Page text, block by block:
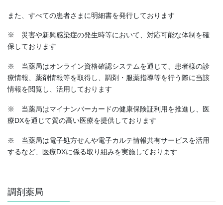
また、すべての患者さまに明細書を発行しております
※ 災害や新興感染症の発生時等において、対応可能な体制を確
保しております
※ 当薬局はオンライン資格確認システムを通じて、患者様の診
療情報、薬剤情報等を取得し、調剤・服薬指導等を行う際に当該
情報を閲覧し、活用しております
※ 当薬局はマイナンバーカードの健康保険証利用を推進し、医
療DXを通じて質の高い医療を提供しております
※ 当薬局は電子処方せんや電子カルテ情報共有サービスを活用
するなど、医療DXに係る取り組みを実施しております
調剤薬局